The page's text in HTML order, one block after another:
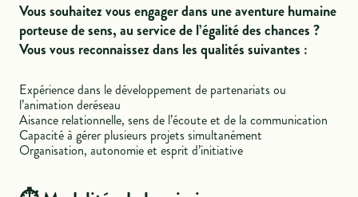
Vous souhaitez vous engager dans une aventure humaine
porteuse de sens, au service de l’égalité des chances ?
Vous vous reconnaissez dans les qualités suivantes :
Expérience dans le développement de partenariats ou
l’animation deréseau
Aisance relationnelle, sens de l’écoute et de la communication
Capacité à gérer plusieurs projets simultanément
Organisation, autonomie et esprit d’initiative